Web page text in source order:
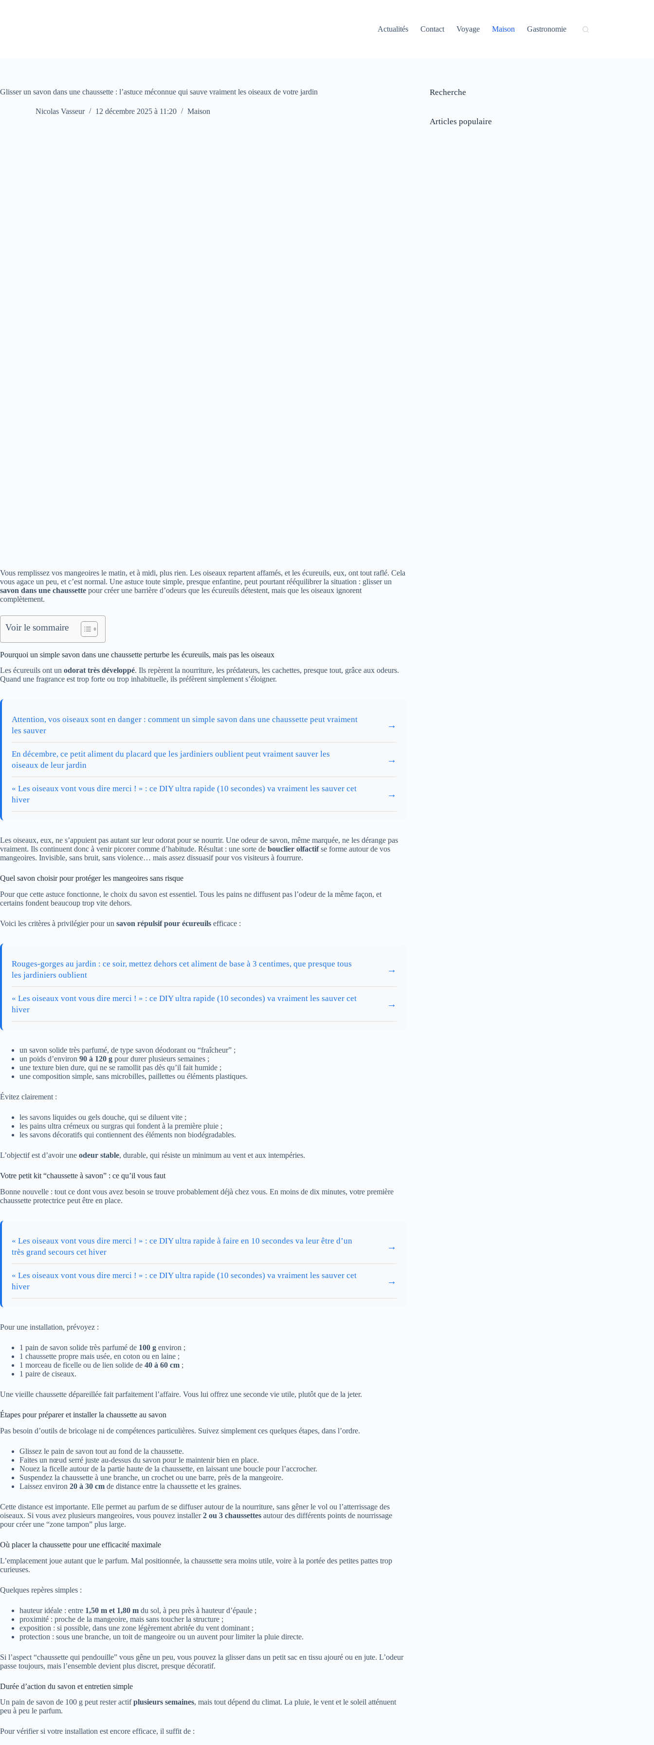
Actualités
Contact Voyage Maison Gastronomie
Glisser un savon dans une chaussette : l’astuce méconnue qui sauve vraiment les oiseaux de votre jardin
Nicolas Vasseur 12 décembre 2025 à 11:20 Maison
Vous remplissez vos mangeoires le matin, et à midi, plus rien. Les oiseaux repartent affamés, et les écureuils, eux, ont tout raflé. Cela
vous agace un peu, et c’est normal. Une astuce toute simple, presque enfantine, peut pourtant rééquilibrer la situation : glisser un
savon dans une chaussette pour créer une barrière d’odeurs que les écureuils détestent, mais que les oiseaux ignorent
complètement.
Voir le sommaire
Pourquoi un simple savon dans une chaussette perturbe les écureuils, mais pas les oiseaux
Les écureuils ont un odorat très développé. Ils repèrent la nourriture, les prédateurs, les cachettes, presque tout, grâce aux odeurs.
Quand une fragrance est trop forte ou trop inhabituelle, ils préfèrent simplement s’éloigner.
Attention, vos oiseaux sont en danger : comment un simple savon dans une chaussette peut vraiment
les sauver
→
En décembre, ce petit aliment du placard que les jardiniers oublient peut vraiment sauver les
oiseaux de leur jardin
→
« Les oiseaux vont vous dire merci ! » : ce DIY ultra rapide (10 secondes) va vraiment les sauver cet
hiver
→
Les oiseaux, eux, ne s’appuient pas autant sur leur odorat pour se nourrir. Une odeur de savon, même marquée, ne les dérange pas
vraiment. Ils continuent donc à venir picorer comme d’habitude. Résultat : une sorte de bouclier olfactifse forme autour de vos
mangeoires. Invisible, sans bruit, sans violence… mais assez dissuasif pour vos visiteurs à fourrure.
Quel savon choisir pour protéger les mangeoires sans risque
Pour que cette astuce fonctionne, le choix du savon est essentiel. Tous les pains ne diffusent pas l’odeur de la même façon, et
certains fondent beaucoup trop vite dehors.
Voici les critères à privilégier pour un savon répulsif pour écureuils efficace :
Rouges-gorges au jardin : ce soir, mettez dehors cet aliment de base à 3 centimes, que presque tous
les jardiniers oublient
→
« Les oiseaux vont vous dire merci ! » : ce DIY ultra rapide (10 secondes) va vraiment les sauver cet
hiver
→
un savon solide très parfumé, de type savon déodorant ou “fraîcheur” ;
un poids d’environ 90 à 120 g pour durer plusieurs semaines ;
une texture bien dure, qui ne se ramollit pas dès qu’il fait humide ;
une composition simple, sans microbilles, paillettes ou éléments plastiques.
Évitez clairement :
les savons liquides ou gels douche, qui se diluent vite ;
les pains ultra crémeux ou surgras qui fondent à la première pluie ;
les savons décoratifs qui contiennent des éléments non biodégradables.
L’objectif est d’avoir une odeur stable, durable, qui résiste un minimum au vent et aux intempéries.
Votre petit kit “chaussette à savon” : ce qu’il vous faut
Bonne nouvelle : tout ce dont vous avez besoin se trouve probablement déjà chez vous. En moins de dix minutes, votre première
chaussette protectrice peut être en place.
« Les oiseaux vont vous dire merci ! » : ce DIY ultra rapide à faire en 10 secondes va leur être d’un
très grand secours cet hiver
→
« Les oiseaux vont vous dire merci ! » : ce DIY ultra rapide (10 secondes) va vraiment les sauver cet
hiver
→
Pour une installation, prévoyez :
1 pain de savon solide très parfumé de 100 g environ ;
1 chaussette propre mais usée, en coton ou en laine ;
1 morceau de ficelle ou de lien solide de 40 à 60 cm ;
1 paire de ciseaux.
Une vieille chaussette dépareillée fait parfaitement l’affaire. Vous lui offrez une seconde vie utile, plutôt que de la jeter.
Étapes pour préparer et installer la chaussette au savon
Pas besoin d’outils de bricolage ni de compétences particulières. Suivez simplement ces quelques étapes, dans l’ordre.
Glissez le pain de savon tout au fond de la chaussette.
Faites un nœud serré juste au-dessus du savon pour le maintenir bien en place.
Nouez la ficelle autour de la partie haute de la chaussette, en laissant une boucle pour l’accrocher.
Suspendez la chaussette à une branche, un crochet ou une barre, près de la mangeoire.
Laissez environ 20 à 30 cm de distance entre la chaussette et les graines.
Cette distance est importante. Elle permet au parfum de se diffuser autour de la nourriture, sans gêner le vol ou l’atterrissage des
oiseaux. Si vous avez plusieurs mangeoires, vous pouvez installer2 ou 3 chaussettes autour des différents points de nourrissage
pour créer une “zone tampon” plus large.
Où placer la chaussette pour une efficacité maximale
L’emplacement joue autant que le parfum. Mal positionnée, la chaussette sera moins utile, voire à la portée des petites pattes trop
curieuses.
Quelques repères simples :
hauteur idéale : entre 1,50 m et 1,80 m du sol, à peu près à hauteur d’épaule ;
proximité : proche de la mangeoire, mais sans toucher la structure ;
exposition : si possible, dans une zone légèrement abritée du vent dominant ;
protection : sous une branche, un toit de mangeoire ou un auvent pour limiter la pluie directe.
Si l’aspect “chaussette qui pendouille” vous gêne un peu, vous pouvez la glisser dans un petit sac en tissu ajouré ou en jute. L’odeur
passe toujours, mais l’ensemble devient plus discret, presque décoratif.
Durée d’action du savon et entretien simple
Un pain de savon de 100 g peut rester actifplusieurs semaines, mais tout dépend du climat. La pluie, le vent et le soleil atténuent
peu à peu le parfum.
Pour vérifier si votre installation est encore efficace, il suffit de :
Recherche
Articles populaire